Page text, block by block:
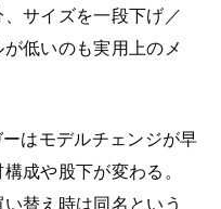
サイズを一段下げ／
低いのも実用上のメ
はモデルチェンジが早
成や股下が変わる。
替え時は同名という